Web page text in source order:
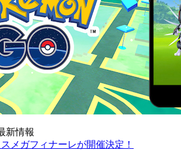
新情報
メガフィナーレが開催決定！